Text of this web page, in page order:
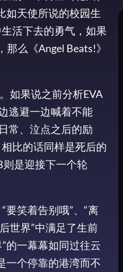
如天使所说的校园生
活下去的勇气，如果
么《Angel Beats!》
如果说之前分析EVA
逃避一边喊着不能
常、泣点之后的励
比的话同样是死后的
是迎接下一个轮
笑着告别哦”、“离
世界”中满足了生前
的一幕幕如同过往云
一个停靠的港湾而不